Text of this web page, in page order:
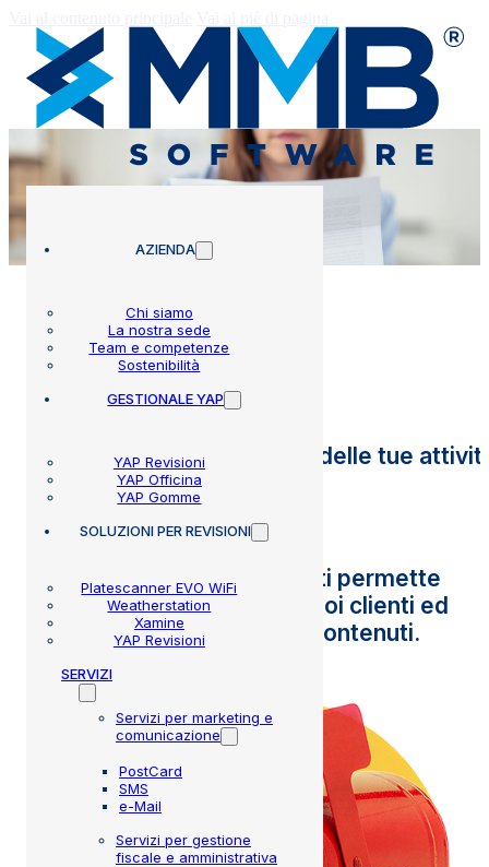
AZIENDA
Chi siamo
La nostra sede
Team e competenze
Sostenibilità
GESTIONALE YAP
YAP Revisioni
YAP Officina
YAP Gomme
SOLUZIONIPER REVISIONI
Platescanner EVO WiFi
Weatherstation
Xamine
YAP Revisioni
SERVIZI
Servizi per marketing e
comunicazione
PostCard
SMS
e-Mail
Servizi per gestione
fiscale e amministrativa
PostCard
Massimizza il rendimento delle tue
cartacee
L’invio di lettere cartacee ti permette
di entrare nelle case dei tuoi clienti ed
essere ricordato, a costi contenuti.